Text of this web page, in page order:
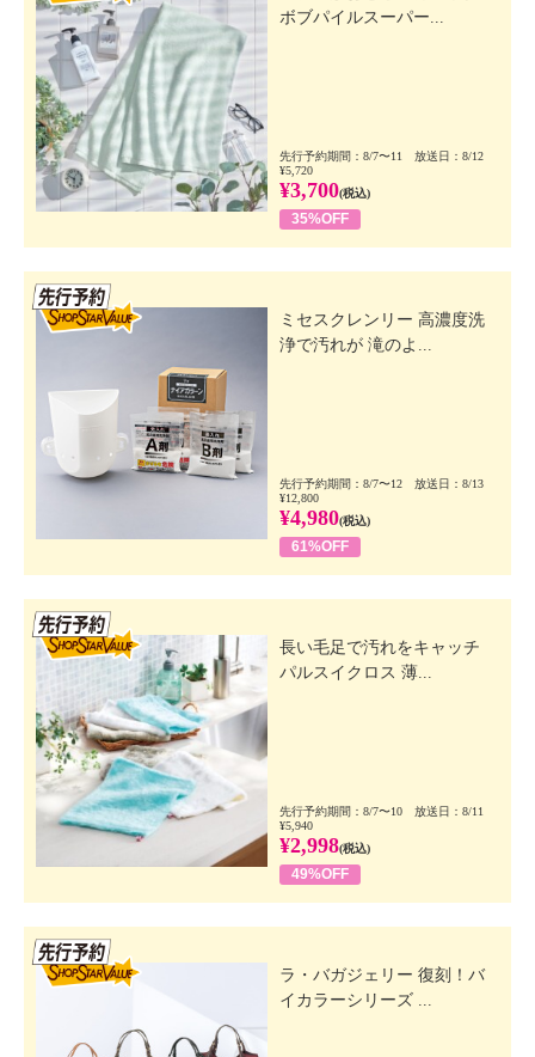
ボブパイルスーパー...
先行予約期間：8/7〜11 放送日：8/12
¥5,720
¥3,700(税込)
35%OFF
ミセスクレンリー 高濃度洗
浄で汚れが 滝のよ...
先行予約期間：8/7〜12 放送日：8/13
¥12,800
¥4,980(税込)
61%OFF
長い毛足で汚れをキャッチ
パルスイクロス 薄...
先行予約期間：8/7〜10 放送日：8/11
¥5,940
¥2,998(税込)
49%OFF
ラ・バガジェリー 復刻！バ
イカラーシリーズ ...